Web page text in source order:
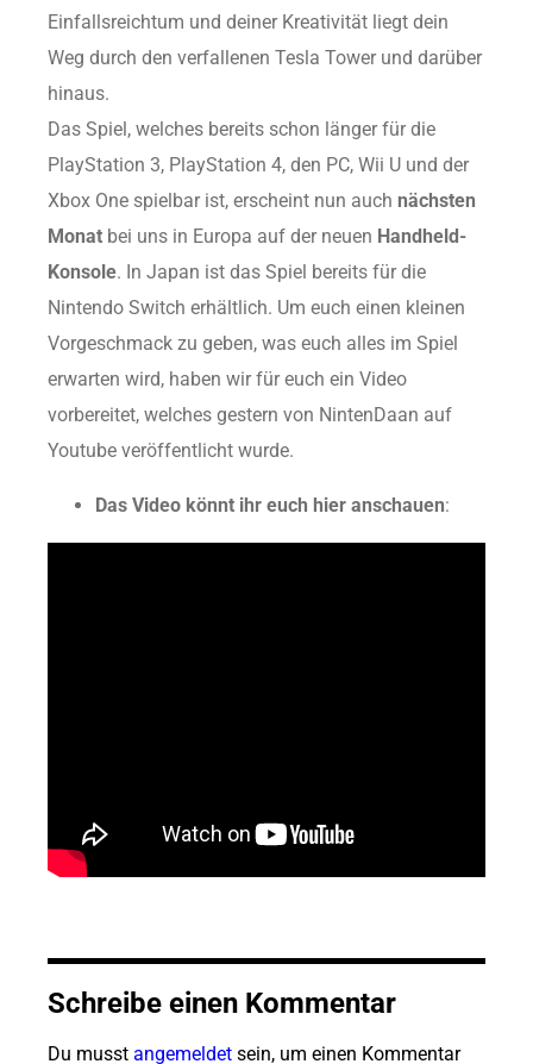
Einfallsreichtum und deiner Kreativität liegt dein
Weg durch den verfallenen Tesla Tower und darüber
hinaus.
Das Spiel, welches bereits schon länger für die
PlayStation 3, PlayStation 4, den PC, Wii U und der
Xbox One spielbar ist, erscheint nun auch nächsten
Monat bei uns in Europa auf der neuen Handheld-
Konsole. In Japan ist das Spiel bereits für die
Nintendo Switch erhältlich. Um euch einen kleinen
Vorgeschmack zu geben, was euch alles im Spiel
erwarten wird, haben wir für euch ein Video
vorbereitet, welches gestern von NintenDaan auf
Youtube veröffentlicht wurde.
Das Video könnt ihr euch hier anschauen:
Schreibe einen Kommentar
Du musst angemeldet sein, um einen Kommentar